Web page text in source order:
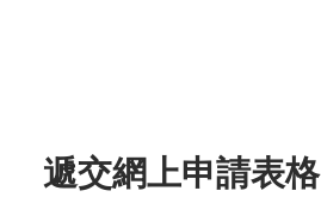
遞交網上申請表格